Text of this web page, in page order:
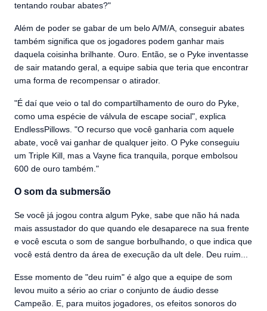
tentando roubar abates?"
Além de poder se gabar de um belo A/M/A, conseguir abates
também significa que os jogadores podem ganhar mais
daquela coisinha brilhante. Ouro. Então, se o Pyke inventasse
de sair matando geral, a equipe sabia que teria que encontrar
uma forma de recompensar o atirador.
"É daí que veio o tal do compartilhamento de ouro do Pyke,
como uma espécie de válvula de escape social", explica
EndlessPillows. "O recurso que você ganharia com aquele
abate, você vai ganhar de qualquer jeito. O Pyke conseguiu
um Triple Kill, mas a Vayne fica tranquila, porque embolsou
600 de ouro também."
O som da submersão
Se você já jogou contra algum Pyke, sabe que não há nada
mais assustador do que quando ele desaparece na sua frente
e você escuta o som de sangue borbulhando, o que indica que
você está dentro da área de execução da ult dele. Deu ruim...
Esse momento de "deu ruim" é algo que a equipe de som
levou muito a sério ao criar o conjunto de áudio desse
Campeão. E, para muitos jogadores, os efeitos sonoros do